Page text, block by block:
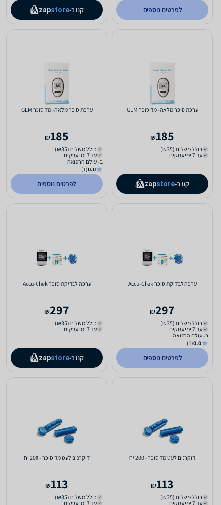
לפרטים נוספים קנו ב- zapstore
ערכת סוכר מלאה- מד סוכר GLM
185
₪
כולל משלוח (₪35)
עד 7 ימי עסקים
קנו ב- zapstore
ערכת סוכר מלאה- מד סוכר GLM
185
₪
כולל משלוח (₪35)
עד 7 ימי עסקים
ב- עולם הרפואה
0.0
(1)
לפרטים נוספים
ערכה לבדיקת סוכר Accu-Chek
297
₪
כולל משלוח (₪35)
עד 7 ימי עסקים
ב- עולם הרפואה
0.0
(1)
לפרטים נוספים
ערכה לבדיקת סוכר Accu-Chek
297
₪
כולל משלוח (₪35)
עד 7 ימי עסקים
קנו ב- zapstore
דוקרנים לעט מד סוכר - 200 יח
113
₪
כולל משלוח (₪35)
עד 7 ימי עסקים
דוקרנים לעט מד סוכר - 200 יח
113
₪
כולל משלוח (₪35)
עד 7 ימי עסקים